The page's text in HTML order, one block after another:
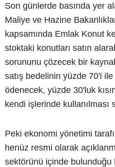
Son günlerde basında yer
Maliye ve Hazine
kapsamında Emlak Konut
stoktaki konutları satın
sorununu çözecek bir
satış bedelinin yüzde 70'i
ödenecek, yüzde 30'luk
kendi işlerinde kullanılması
Peki ekonomi yönetimi
henüz resmi olarak
sektörünü içinde bulunduğu